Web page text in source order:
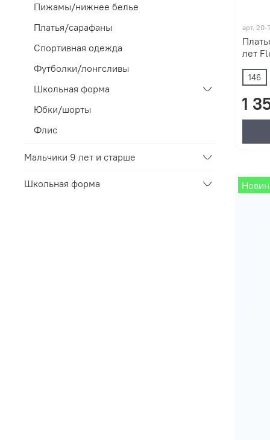
арт.20-
лет
146
1
Пижамы/нижнее белье
Платья/сарафаны
Спортивная одежда
Футболки/лонгсливы
Школьная форма
Юбки/шорты
Флис
Мальчики 9 лет и старше
Школьная форма